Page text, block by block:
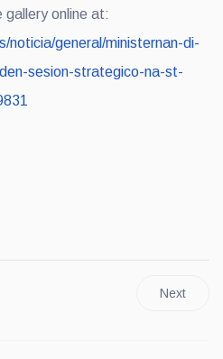
online at:
noticia/general/ministernan-di-
sesion-strategico-na-st-
Next